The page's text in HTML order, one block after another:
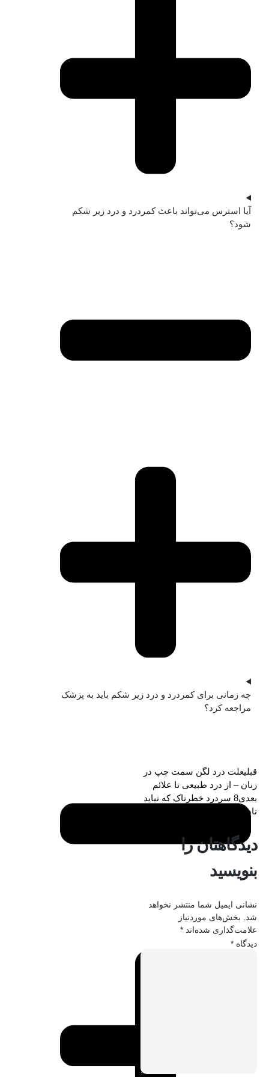
آیا استرس می‌تواند باعث کمردرد و درد زیر شکم
شود؟
چه زمانی برای کمردرد و درد زیر شکم باید به پزشک
مراجعه کرد؟
قبلیعلت درد لگن سمت چپ در
زنان – از درد طبیعی تا علائم
بعدی
8 سردرد خطرناک که نباید
نادیده بگیرید
دیدگاهتان را
بنویسید
نشانی ایمیل شما منتشر نخواهد
شد. بخش‌های موردنیاز
علامت‌گذاری شده‌اند *
دیدگاه *